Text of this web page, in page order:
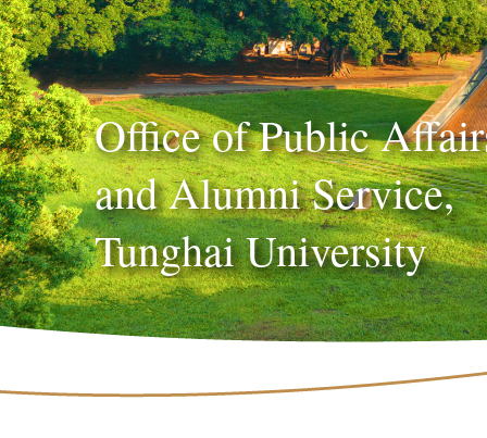
Office of Public
and Alumni Service,
Tunghai University